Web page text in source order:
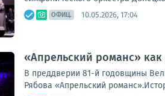
ОФИЦ. 10.05.2026, 17:04
«Апрельский романс»
В преддверии 81-й годовщины
Рябова «Апрельский